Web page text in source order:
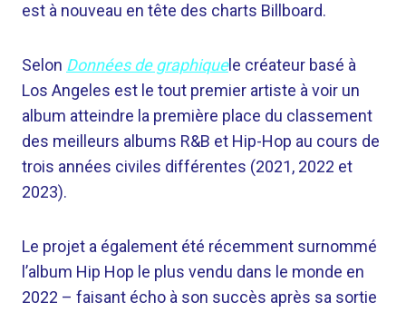
est à nouveau en tête des charts Billboard.
Selon Données de graphiquele créateur basé à
Los Angeles est le tout premier artiste à voir un
album atteindre la première place du classement
des meilleurs albums R&B et Hip-Hop au cours de
trois années civiles différentes (2021, 2022 et
2023).
Le projet a également été récemment surnommé
l’album Hip Hop le plus vendu dans le monde en
2022 – faisant écho à son succès après sa sortie